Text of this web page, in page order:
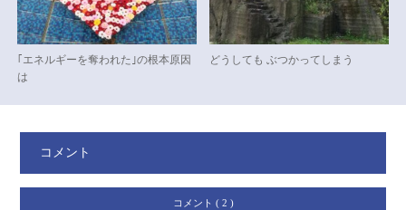
｢エネルギーを奪われた｣の根本原因
は
どうしても ぶつかってしまう
コメント
コメント ( 2 )